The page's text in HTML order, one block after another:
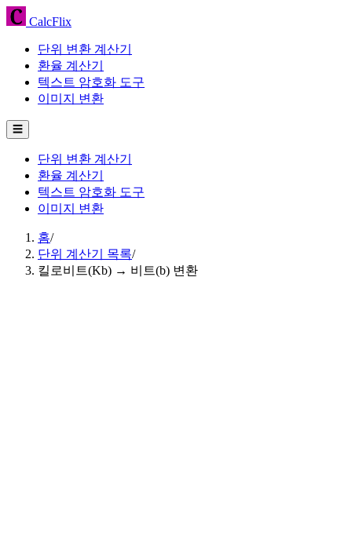
CalcFlix
단위 변환 계산기
환율 계산기
텍스트 암호화 도구
이미지 변환
☰
단위 변환 계산기
환율 계산기
텍스트 암호화 도구
이미지 변환
홈/
단위 계산기 목록/
킬로비트(Kb) → 비트(b) 변환